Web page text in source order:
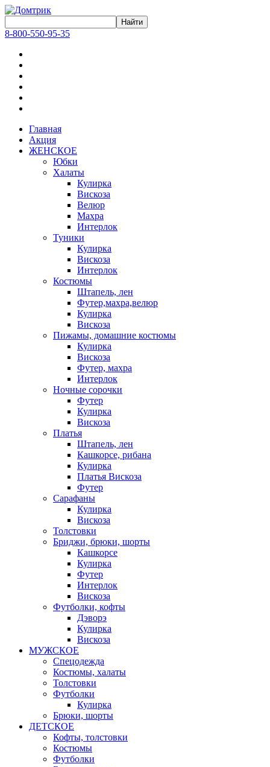
8-800-550-95-35
Главная
Акция
ЖЕНСКОЕ
Юбки
Халаты
Кулирка
Вискоза
Велюр
Махра
Интерлок
Туники
Кулирка
Вискоза
Интерлок
Костюмы
Штапель, лен
Футер,махра,велюр
Кулирка
Вискоза
Пижамы, домашние костюмы
Кулирка
Вискоза
Футер, махра
Интерлок
Ночные сорочки
Футер
Кулирка
Вискоза
Платья
Штапель, лен
Кашкорсе, рибана
Кулирка
Платья Вискоза
Футер
Сарафаны
Кулирка
Вискоза
Толстовки
Бриджи, брюки, шорты
Кашкорсе
Кулирка
Футер
Интерлок
Вискоза
Футболки, кофты
Дэворэ
Кулирка
Вискоза
МУЖСКОЕ
Спецодежда
Костюмы, халаты
Толстовки
Футболки
Кулирка
Брюки, шорты
ДЕТСКОЕ
Кофты, толстовки
Костюмы
Футболки